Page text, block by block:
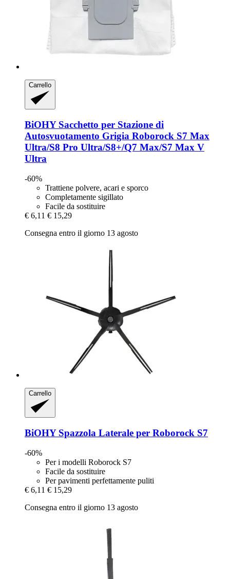
Carrello
BiOHYSacchetto per Stazione di
Autosvuotamento Grigia Roborock S7 Max
Ultra/S8 Pro Ultra/S8+/Q7 Max/S7 Max V
Ultra
-60%
Trattiene polvere, acari e sporco
Completamente sigillato
Facile da sostituire
€ 6,11 € 15,29
Consegna entro il giorno 13 agosto
Carrello
BiOHYSpazzola Laterale per Roborock S7
-60%
Per i modelli Roborock S7
Facile da sostituire
Per pavimenti perfettamente puliti
€ 6,11 € 15,29
Consegna entro il giorno 13 agosto